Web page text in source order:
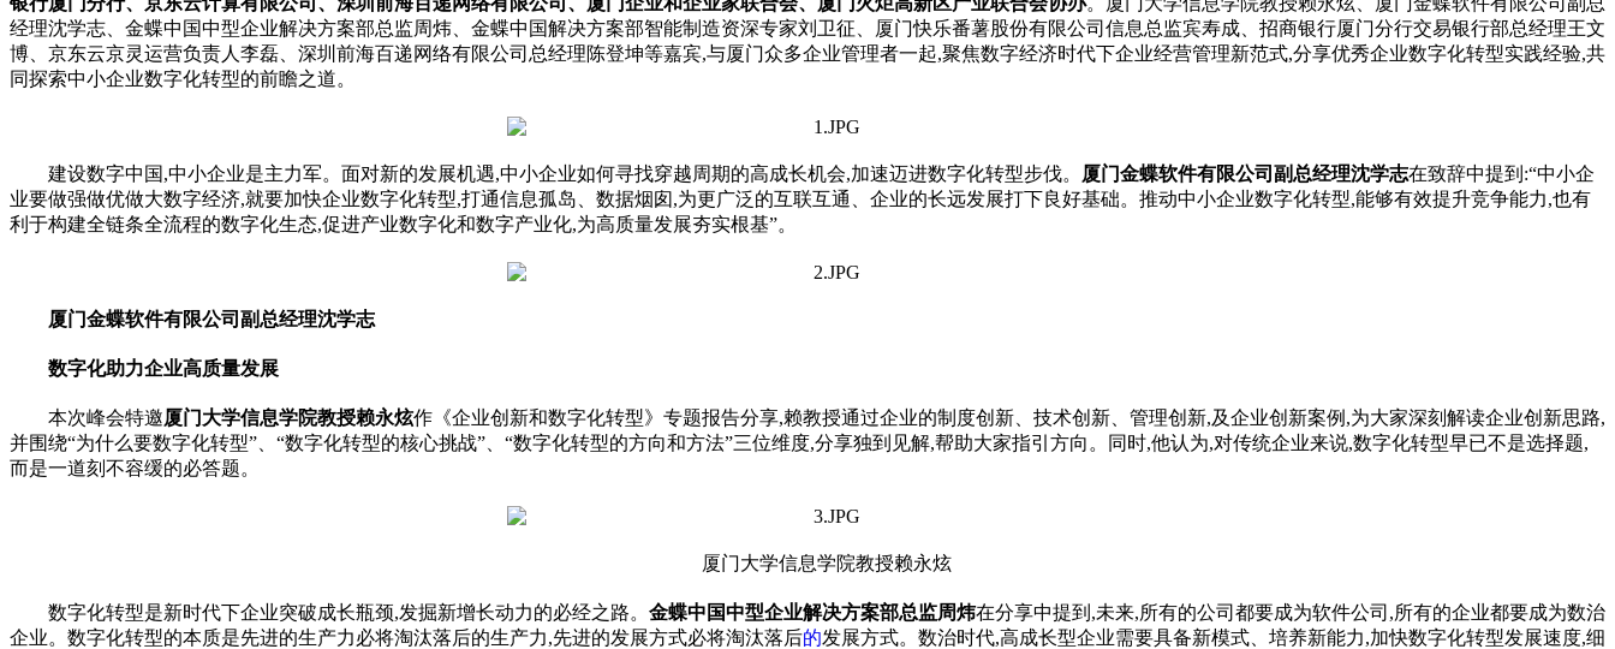
经理沈学志、金蝶中国中型企业解决方案部总监周炜、金蝶中国解决方案部智能制造资深专家刘卫征、厦门快乐番薯股份有限公司信息总监宾寿成、招商银行厦门分行交易银行部总经理王文
博、京东云京灵运营负责人李磊、深圳前海百递网络有限公司总经理陈登坤等嘉宾,与厦门众多企业管理者一起,聚焦数字经济时代下企业经营管理新范式,分享优秀企业数字化转型实践经验,共
同探索中小企业数字化转型的前瞻之道。
建设数字中国,中小企业是主力军。面对新的发展机遇,中小企业如何寻找穿越周期的高成长机会,加速迈进数字化转型步伐。 厦门金蝶软件有限公司副总经理沈学志在致辞中提到:“中小企
业要做强做优做大数字经济,就要加快企业数字化转型,打通信息孤岛、数据烟囱,为更广泛的互联互通、企业的长远发展打下良好基础。推动中小企业数字化转型,能够有效提升竞争能力,也有
利于构建全链条全流程的数字化生态,促进产业数字化和数字产业化,为高质量发展夯实根基”。
厦门金蝶软件有限公司副总经理沈学志
数字化助力企业高质量发展
本次峰会特邀厦门大学信息学院教授赖永炫作《企业创新和数字化转型》专题报告分享,赖教授通过企业的制度创新、技术创新、管理创新,及企业创新案例,为大家深刻解读企业创新思路,
并围绕“为什么要数字化转型”、“数字化转型的核心挑战”、“数字化转型的方向和方法”三位维度,分享独到见解,帮助大家指引方向。同时,他认为,对传统企业来说,数字化转型早已不是选择题,
而是一道刻不容缓的必答题。
厦门大学信息学院教授赖永炫
数字化转型是新时代下企业突破成长瓶颈,发掘新增长动力的必经之路。 金蝶中国中型企业解决方案部总监周炜在分享中提到,未来,所有的公司都要成为软件公司,所有的企业都要成为数治
企业。数字化转型的本质是先进的生产力必将淘汰落后的生产力,先进的发展方式必将淘汰落后的发展方式。数治时代,高成长型企业需要具备新模式、培养新能力,加快数字化转型发展速度,细